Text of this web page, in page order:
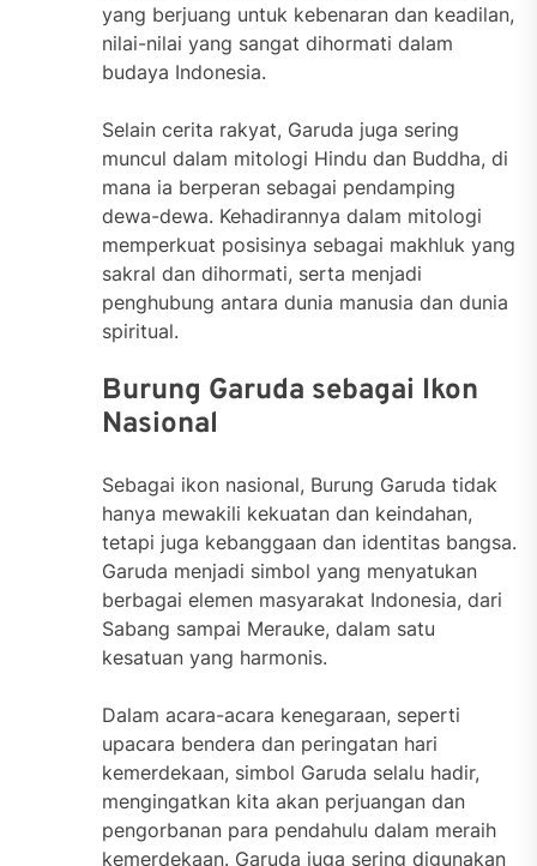
yang berjuang untuk kebenaran dan keadilan,
nilai-nilai yang sangat dihormati dalam
budaya Indonesia.
Selain cerita rakyat, Garuda juga sering
muncul dalam mitologi Hindu dan Buddha, di
mana ia berperan sebagai pendamping
dewa-dewa. Kehadirannya dalam mitologi
memperkuat posisinya sebagai makhluk yang
sakral dan dihormati, serta menjadi
penghubung antara dunia manusia dan dunia
spiritual.
Burung Garuda sebagai Ikon
Nasional
Sebagai ikon nasional, Burung Garuda tidak
hanya mewakili kekuatan dan keindahan,
tetapi juga kebanggaan dan identitas bangsa.
Garuda menjadi simbol yang menyatukan
berbagai elemen masyarakat Indonesia, dari
Sabang sampai Merauke, dalam satu
kesatuan yang harmonis.
Dalam acara-acara kenegaraan, seperti
upacara bendera dan peringatan hari
kemerdekaan, simbol Garuda selalu hadir,
mengingatkan kita akan perjuangan dan
pengorbanan para pendahulu dalam meraih
kemerdekaan. Garuda juga sering digunakan